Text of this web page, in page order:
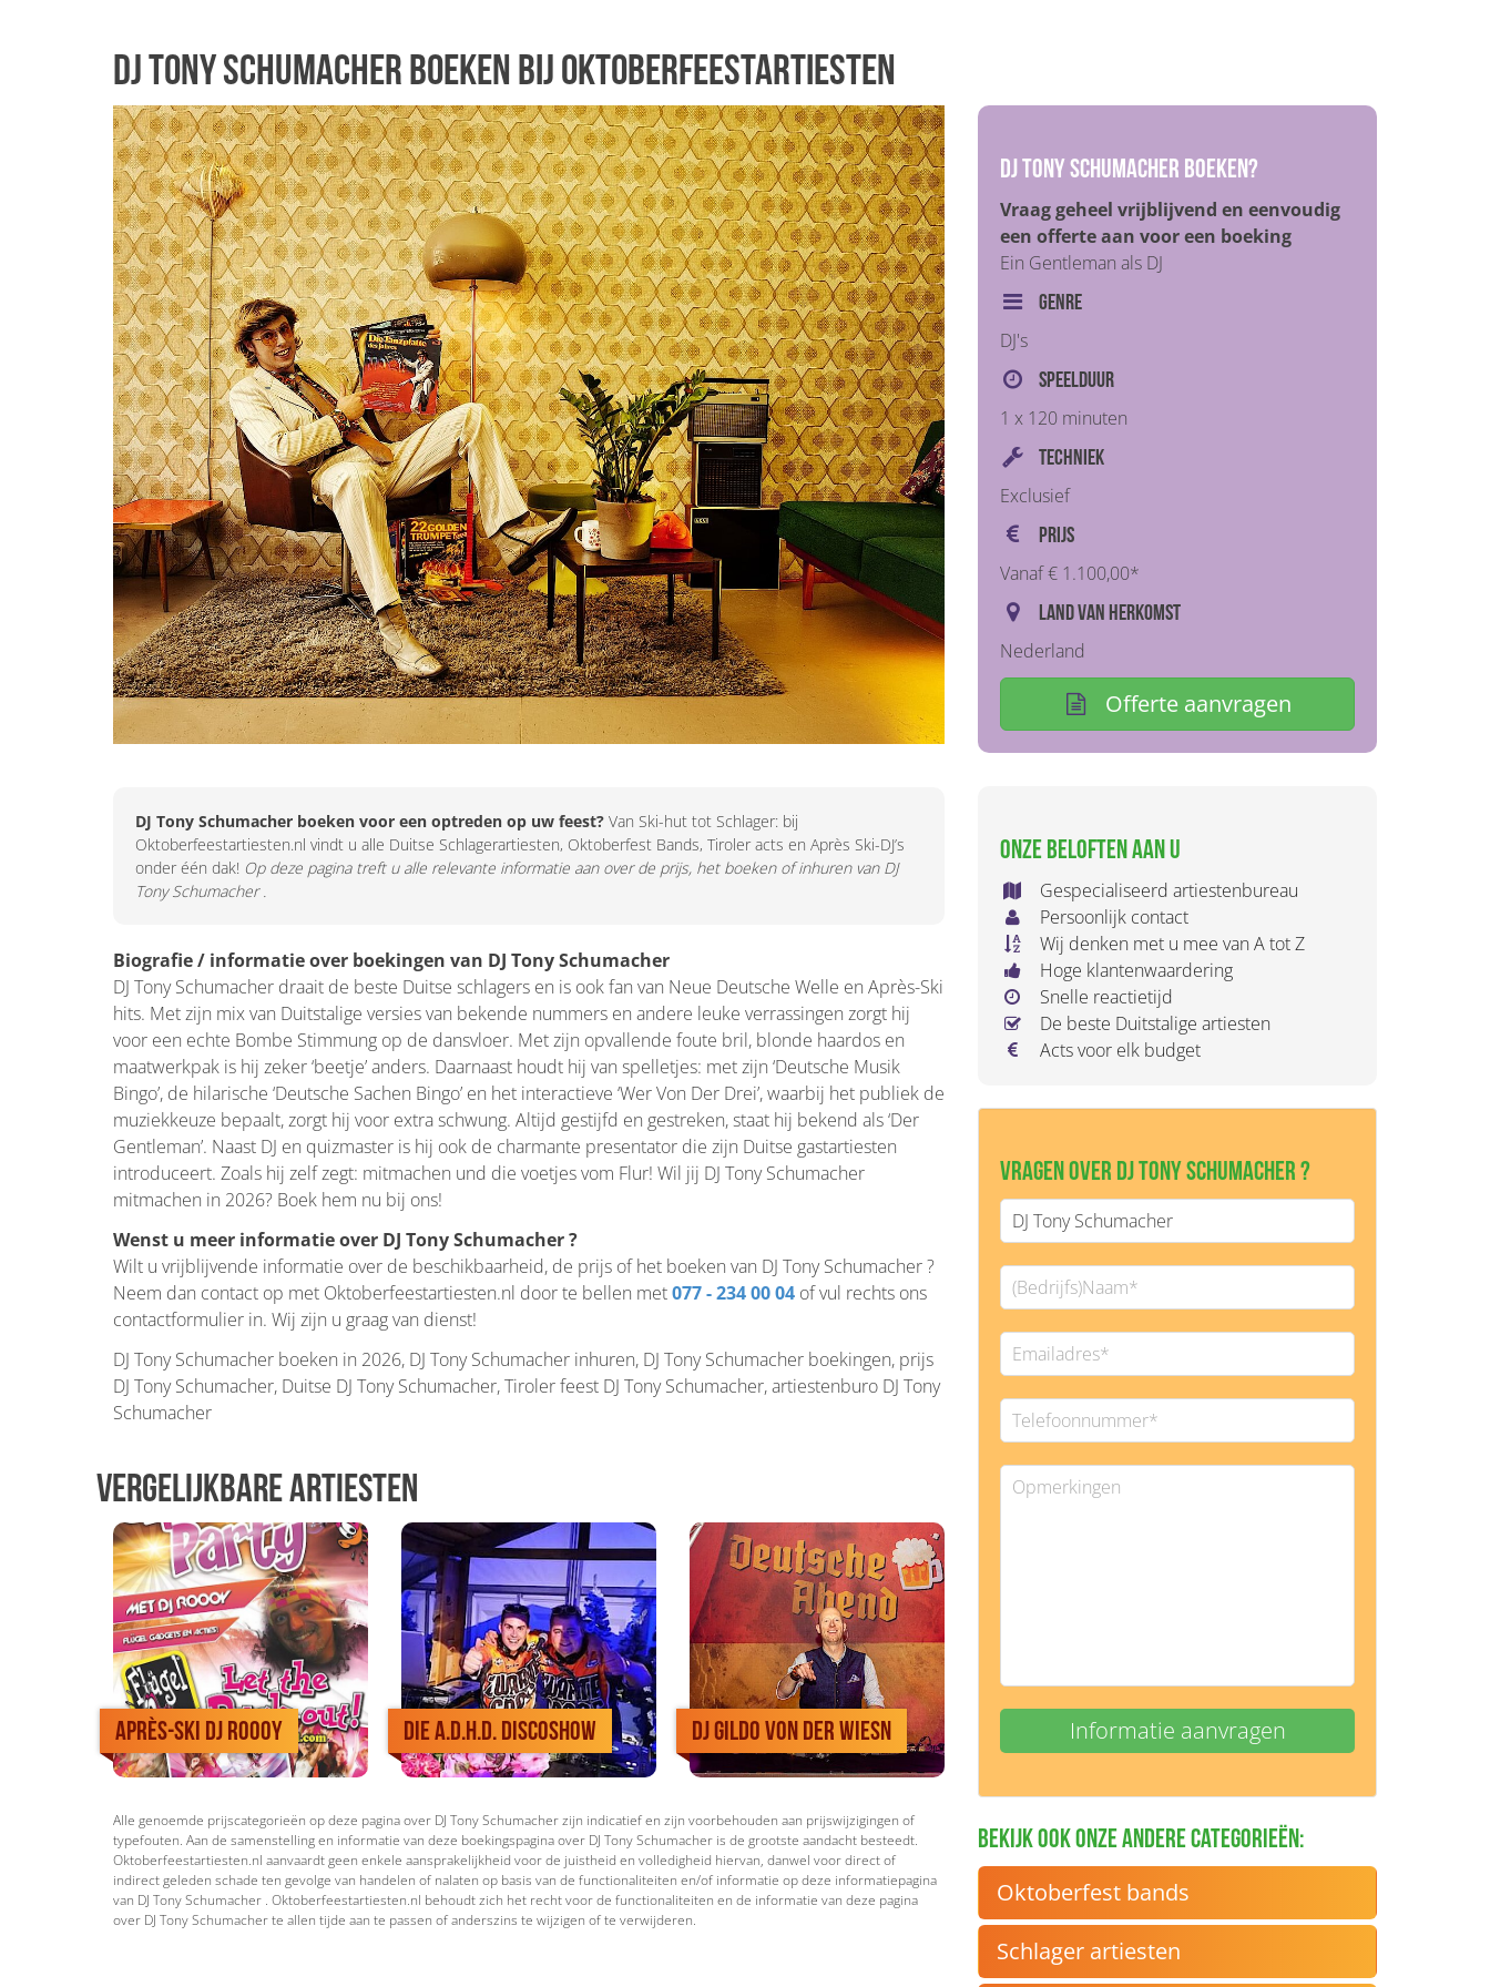
DJ Tony Schumacher boeken bij Oktoberfeestartiesten
DJ Tony Schumacher boeken voor een optreden op uw feest? Van Ski-hut tot Schlager: bij
Oktoberfeestartiesten.nl vindt u alle Duitse Schlagerartiesten, Oktoberfest Bands, Tiroler acts en Après Ski-DJ’s
onder één dak! Op deze pagina treft u alle relevante informatie aan over de prijs, het boeken of inhuren van DJ
Tony Schumacher .
Biografie / informatie over boekingen van DJ Tony Schumacher
DJ Tony Schumacher draait de beste Duitse schlagers en is ook fan van Neue Deutsche Welle en Après-Ski
hits. Met zijn mix van Duitstalige versies van bekende nummers en andere leuke verrassingen zorgt hij
voor een echte Bombe Stimmung op de dansvloer. Met zijn opvallende foute bril, blonde haardos en
maatwerkpak is hij zeker ‘beetje’ anders. Daarnaast houdt hij van spelletjes: met zijn ‘Deutsche Musik
Bingo’, de hilarische ‘Deutsche Sachen Bingo’ en het interactieve ‘Wer Von Der Drei’, waarbij het publiek de
muziekkeuze bepaalt, zorgt hij voor extra schwung. Altijd gestijfd en gestreken, staat hij bekend als ‘Der
Gentleman’. Naast DJ en quizmaster is hij ook de charmante presentator die zijn Duitse gastartiesten
introduceert. Zoals hij zelf zegt: mitmachen und die voetjes vom Flur! Wil jij DJ Tony Schumacher
mitmachen in 2026? Boek hem nu bij ons!
Wenst u meer informatie over DJ Tony Schumacher ?
Wilt u vrijblijvende informatie over de beschikbaarheid, de prijs of het boeken van DJ Tony Schumacher ?
Neem dan contact op met Oktoberfeestartiesten.nl door te bellen met077 - 234 00 04 of vul rechts ons
contactformulier in. Wij zijn u graag van dienst!
DJ Tony Schumacher boeken in 2026, DJ Tony Schumacher inhuren, DJ Tony Schumacher boekingen, prijs
DJ Tony Schumacher, Duitse DJ Tony Schumacher, Tiroler feest DJ Tony Schumacher, artiestenburo DJ Tony
Schumacher
Vergelijkbare artiesten
Après-ski DJ ROOOY Die A.D.H.D. Discoshow DJ Gildo von der Wiesn
Alle genoemde prijscategorieën op deze pagina over DJ Tony Schumacher zijn indicatief en zijn voorbehouden aan prijswijzigingen of
typefouten. Aan de samenstelling en informatie van deze boekingspagina over DJ Tony Schumacher is de grootste aandacht besteedt.
Oktoberfeestartiesten.nl aanvaardt geen enkele aansprakelijkheid voor de juistheid en volledigheid hiervan, danwel voor direct of
indirect geleden schade ten gevolge van handelen of nalaten op basis van de functionaliteiten en/of informatie op deze informatiepagina
van DJ Tony Schumacher . Oktoberfeestartiesten.nl behoudt zich het recht voor de functionaliteiten en de informatie van deze pagina
over DJ Tony Schumacher te allen tijde aan te passen of anderszins te wijzigen of te verwijderen.
DJ Tony Schumacher boeken?
Vraag geheel vrijblijvend en eenvoudig
een offerte aan voor een boeking
Ein Gentleman als DJ
Genre
DJ's
Speelduur
1 x 120 minuten
Techniek
Exclusief
Prijs
Vanaf € 1.100,00*
Land van herkomst
Nederland
Offerte aanvragen
Onze beloften aan u
Gespecialiseerd artiestenbureau
Persoonlijk contact
Wij denken met u mee van A tot Z
Hoge klantenwaardering
Snelle reactietijd
De beste Duitstalige artiesten
Acts voor elk budget
Vragen over DJ Tony Schumacher ?
Bekijk ook onze andere categorieën:
Oktoberfest bands
Schlager artiesten